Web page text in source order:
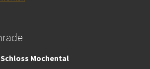
Schloss Mochental